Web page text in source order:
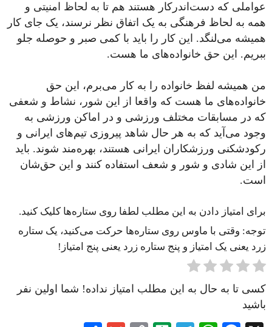
عواملی که دست‌اندرکار هستند هم تا به لحاظ امنیتی و
همه به لحاظ فرهنگی به یک اتفاق نظر نرسند، یک جای کار
همیشه می‌لنگد. این کار را باید با کمی صبر و حوصله جلو
ببریم. این حق خانواده‌های ما هست.
من همیشه لفظ خانواده را به کار می‌‎برم، این حق
خانواده‌های ما هست که واقعا از این شور، نشاط و شعفی
که در مسابقات مختلف ورزشی و در اماکن ورزشی به
وجود می‌آید که به هر حال شاهد پیروزی تیم‌های ایرانی و
رکودشکنی ورزشکاران ایرانی هستند، بهره‌مند شوند. باید
از این شادی و شور و شعف استفاده کنند و این حق‌شان
است.
برای امتیاز دادن به این مطلب لطفا روی ستاره‌ها کلیک کنید.
توجه: وقتی با ماوس روی ستاره‌ها حرکت می‌کنید، یک ستاره
زرد یعنی یک امتیاز و پنج ستاره زرد یعنی پنج امتیاز!
کسی تا به حال به این مطلب امتیاز نداده! شما اولین نفر
باشید